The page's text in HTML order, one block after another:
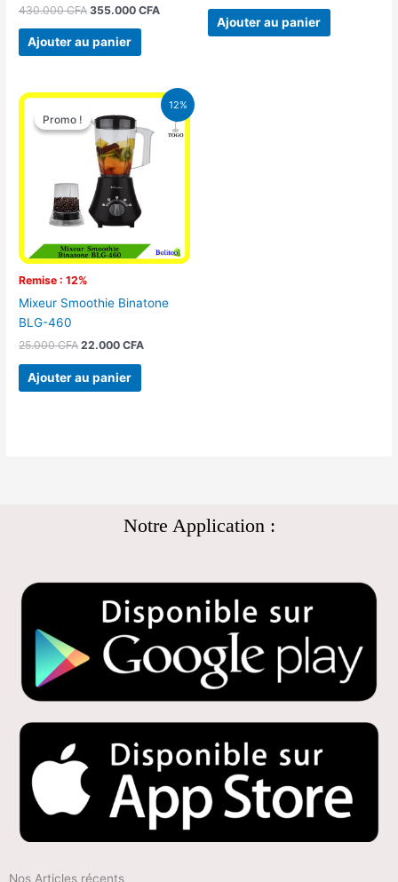
430.000CFA 355.000CFA
Ajouter au panier
Ajouter au panier
12%
Promo !
Remise : 12%
Promo !
Mixeur Smoothie Binatone
BLG-460
25.000CFA
Le
prix
initial
était :
25.000 CFA.
22.000CFA
Le
prix
actuel
est :
Ajouter au panier
Notre Application :
Nos Articles récents